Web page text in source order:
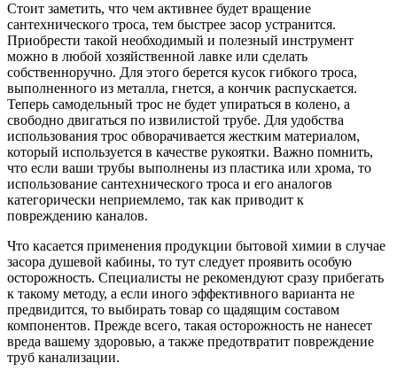
Стоит заметить, что чем активнее будет вращение
сантехнического троса, тем быстрее засор устранится.
Приобрести такой необходимый и полезный инструмент
можно в любой хозяйственной лавке или сделать
собственноручно. Для этого берется кусок гибкого троса,
выполненного из металла, гнется, а кончик распускается.
Теперь самодельный трос не будет упираться в колено, а
свободно двигаться по извилистой трубе. Для удобства
использования трос обворачивается жестким материалом,
который используется в качестве рукоятки. Важно помнить,
что если ваши трубы выполнены из пластика или хрома, то
использование сантехнического троса и его аналогов
категорически неприемлемо, так как приводит к
повреждению каналов.
Что касается применения продукции бытовой химии в случае
засора душевой кабины, то тут следует проявить особую
осторожность. Специалисты не рекомендуют сразу прибегать
к такому методу, а если иного эффективного варианта не
предвидится, то выбирать товар со щадящим составом
компонентов. Прежде всего, такая осторожность не нанесет
вреда вашему здоровью, а также предотвратит повреждение
труб канализации.